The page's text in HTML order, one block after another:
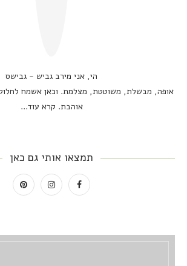
הי, אני מירב גביש - גבישס
אופה, מבשלת, משוטטת, מצלמת. וכאן אשמח
אוהבת. קרא עוד...
תמצאו אותי גם כאן